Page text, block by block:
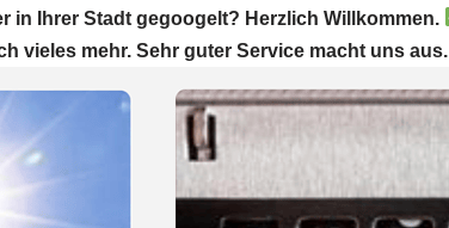
in Ihrer Stadt gegoogelt? Herzlich Willkommen.
vieles mehr. Sehr guter Service macht uns aus.